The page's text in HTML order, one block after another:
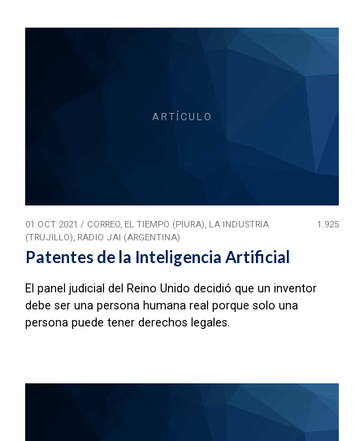
ARTÍCULO
01 OCT 2021 / CORREO, EL TIEMPO (PIURA), LA INDUSTRIA
(TRUJILLO), RADIO JAI (ARGENTINA)
1.925
Patentes de la Inteligencia Artificial
El panel judicial del Reino Unido decidió que un inventor
debe ser una persona humana real porque solo una
persona puede tener derechos legales.